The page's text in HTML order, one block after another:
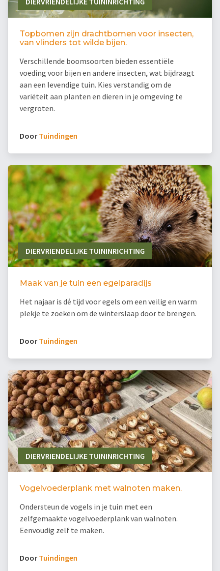
Topbomen zijn drachtbomen voor insecten,
van vlinders tot wilde bijen.
Verschillende boomsoorten bieden essentiële
voeding voor bijen en andere insecten, wat bijdraagt
aan een levendige tuin. Kies verstandig om de
variëteit aan planten en dieren in je omgeving te
vergroten.
Door Tuindingen
DIERVRIENDELIJKE TUININRICHTING
Maak van je tuin een egelparadijs
Het najaar is dé tijd voor egels om een veilig en warm
plekje te zoeken om de winterslaap door te brengen.
Door Tuindingen
DIERVRIENDELIJKE TUININRICHTING
Vogelvoederplank met walnoten maken.
Ondersteun de vogels in je tuin met een
zelfgemaakte vogelvoederplank van walnoten.
Eenvoudig zelf te maken.
Door Tuindingen